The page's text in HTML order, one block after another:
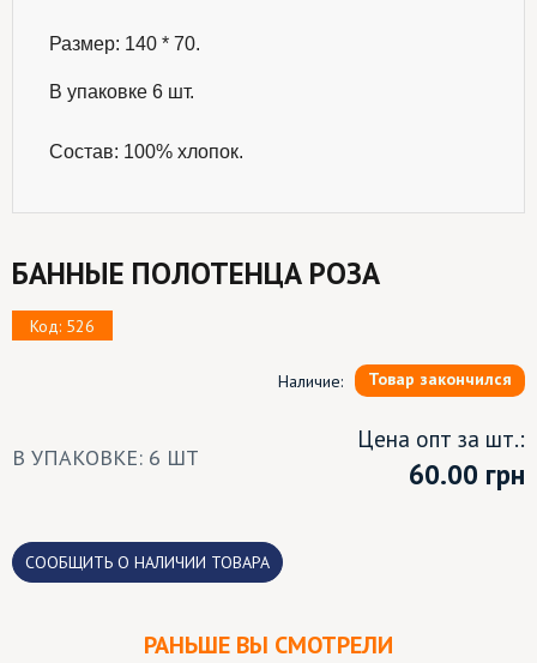
Размер: 140 * 70.
В упаковке 6 шт.
Состав: 100% хлопок.
БАННЫЕ ПОЛОТЕНЦА РОЗА
Код: 526
Наличие: Товар закончился
В УПАКОВКЕ: 6 ШТ
Цена опт за шт.:
60.00 грн
CООБЩИТЬ О НАЛИЧИИ ТОВАРА
РАНЬШЕ ВЫ СМОТРЕЛИ